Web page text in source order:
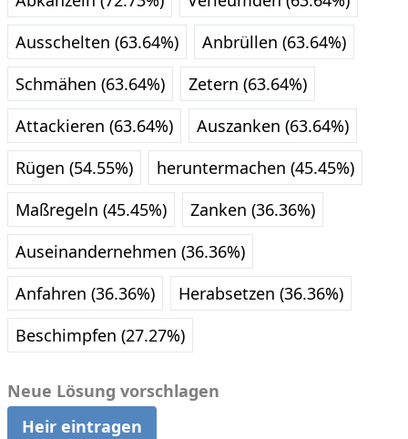
Ausschelten (63.64%)
Anbrüllen (63.64%)
Schmähen (63.64%)
Zetern (63.64%)
Attackieren (63.64%)
Auszanken (63.64%)
Rügen (54.55%)
heruntermachen (45.45%)
Maßregeln (45.45%)
Zanken (36.36%)
Auseinandernehmen (36.36%)
Anfahren (36.36%)
Herabsetzen (36.36%)
Beschimpfen (27.27%)
Neue Lösung vorschlagen
Heir eintragen